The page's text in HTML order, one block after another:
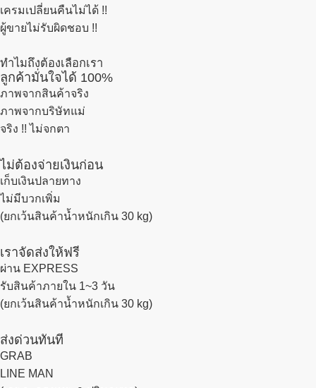
เครมเปลี่ยนคืนไม่ได้ !!
ผู้ขายไม่รับผิดชอบ !!
ทำไมถึงต้องเลือกเรา
ลูกค้ามั่นใจได้ 100%
ภาพจากสินค้าจริง
ภาพจากบริษัทแม่
จริง !! ไม่จกตา
ไม่ต้องจ่ายเงินก่อน
เก็บเงินปลายทาง
ไม่มีบวกเพิ่ม
(ยกเว้นสินค้าน้ำหนักเกิน 30 kg)
เราจัดส่งให้ฟรี
ผ่าน EXPRESS
รับสินค้าภายใน 1~3 วัน
(ยกเว้นสินค้าน้ำหนักเกิน 30 kg)
ส่งด่วนทันที
GRAB
LINE MAN